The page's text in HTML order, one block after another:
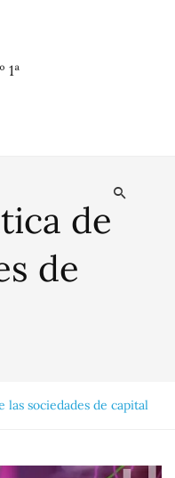
1ª
de
de
las sociedades de capital